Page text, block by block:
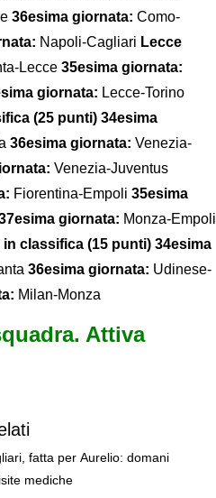
36esima giornata: Como-
Napoli-Cagliari Lecce
Lecce 35esima giornata:
giornata: Lecce-Torino
(25 punti) 34esima
36esima giornata: Venezia-
Venezia-Juventus
Fiorentina-Empoli 35esima
giornata: Monza-Empoli
in classifica (15 punti) 34esima
36esima giornata: Udinese-
Milan-Monza
Attiva
fatta per Aurelio: domani
mediche